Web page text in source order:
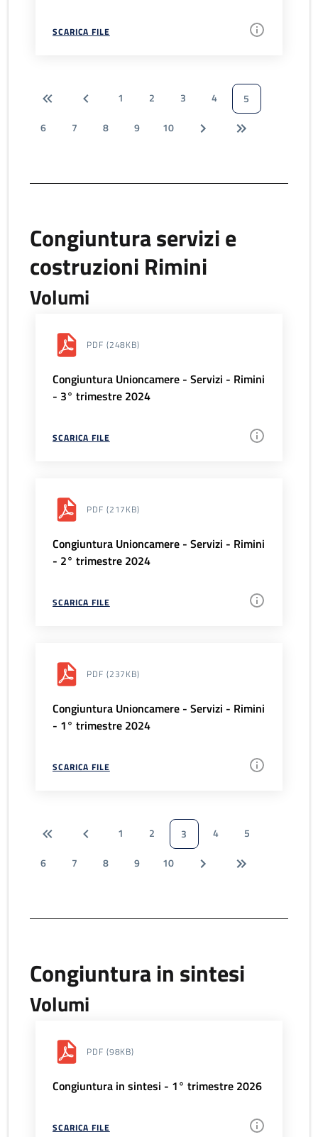
SCARICA FILE
1 2 3 4
5
6
7 8 9 10
Congiuntura servizi e
costruzioni Rimini
Volumi
PDF (248KB)
Congiuntura Unioncamere - Servizi - Rimini
- 3° trimestre 2024
SCARICA FILE
PDF (217KB)
Congiuntura Unioncamere - Servizi - Rimini
- 2° trimestre 2024
SCARICA FILE
PDF (237KB)
Congiuntura Unioncamere - Servizi - Rimini
- 1° trimestre 2024
SCARICA FILE
1 2 3 4
5
6
7 8 9 10
Congiuntura in sintesi
Volumi
PDF (98KB)
Congiuntura in sintesi - 1° trimestre 2026
SCARICA FILE